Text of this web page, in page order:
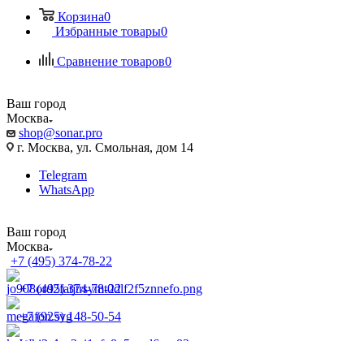
Корзина0
Избранные товары0
Сравнение товаров0
Ваш город
Москва
shop@sonar.pro
г. Москва, ул. Смольная, дом 14
Telegram
WhatsApp
Ваш город
Москва
+7 (495) 374-78-22
+7 (495) 374-78-22
+7 (925) 148-50-54